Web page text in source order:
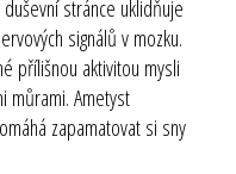
stránce uklidňuje
signálů v mozku.
přílišnou aktivitou mysli
můrami. Ametyst
zapamatovat si sny